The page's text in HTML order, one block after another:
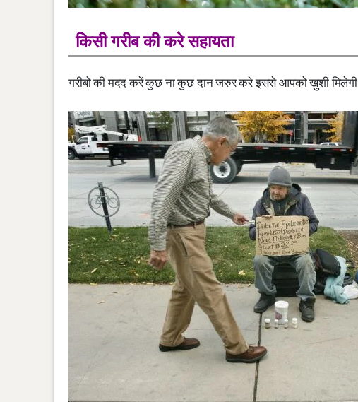
किसी गरीब की करे सहायता
गरीबो की मदद करें कुछ ना कुछ दान जरुर करे इससे आपको ख़ुशी मिलेगी